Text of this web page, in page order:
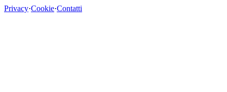
Privacy·Cookie·Contatti